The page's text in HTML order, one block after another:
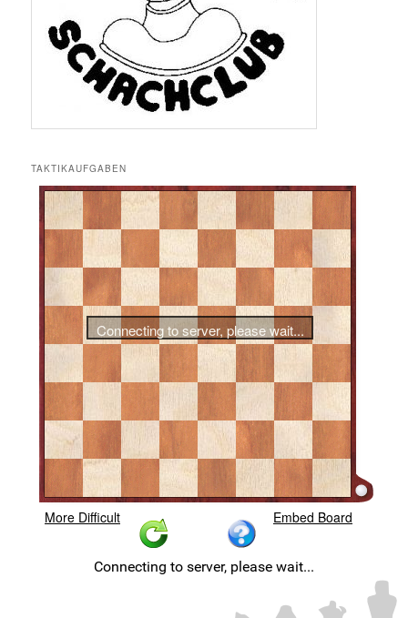
TAKTIKAUFGABEN